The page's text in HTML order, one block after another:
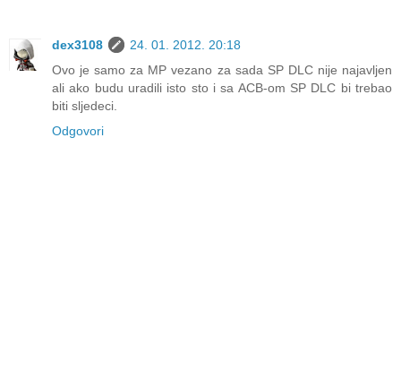
dex3108
24. 01. 2012. 20:18
Ovo je samo za MP vezano za sada SP DLC nije najavljen
ali ako budu uradili isto sto i sa ACB-om SP DLC bi trebao
biti sljedeci.
Odgovori